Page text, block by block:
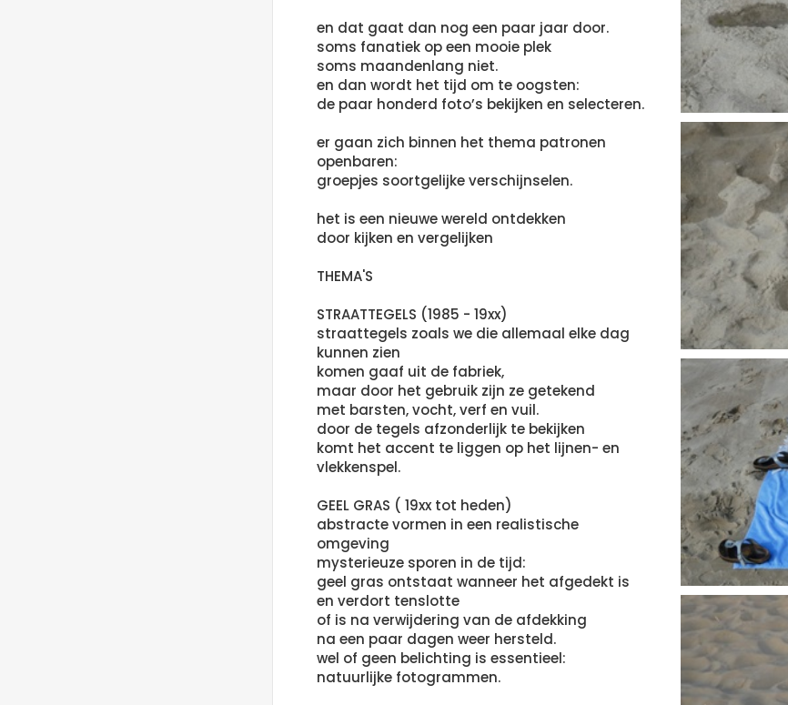
en dat gaat dan nog een paar jaar door.
soms fanatiek op een mooie plek
soms maandenlang niet.
en dan wordt het tijd om te oogsten:
de paar honderd foto’s bekijken en selecteren.
er gaan zich binnen het thema patronen
openbaren:
groepjes soortgelijke verschijnselen.
het is een nieuwe wereld ontdekken
door kijken en vergelijken
THEMA'S
STRAATTEGELS (1985 - 19xx)
straattegels zoals we die allemaal elke dag
kunnen zien
komen gaaf uit de fabriek,
maar door het gebruik zijn ze getekend
met barsten, vocht, verf en vuil.
door de tegels afzonderlijk te bekijken
komt het accent te liggen op het lijnen- en
vlekkenspel.
GEEL GRAS ( 19xx tot heden)
abstracte vormen in een realistische
omgeving
mysterieuze sporen in de tijd:
geel gras ontstaat wanneer het afgedekt is
en verdort tenslotte
of is na verwijdering van de afdekking
na een paar dagen weer hersteld.
wel of geen belichting is essentieel:
natuurlijke fotogrammen.